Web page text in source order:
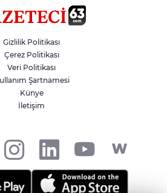
Başak’tan Ulaşım Çalışması
Bulvarında Asfalt Yenileniyor
Gizlilik Politikası
Çerez Politikası
Veri Politikası
Şartnamesi
Künye
İletişim